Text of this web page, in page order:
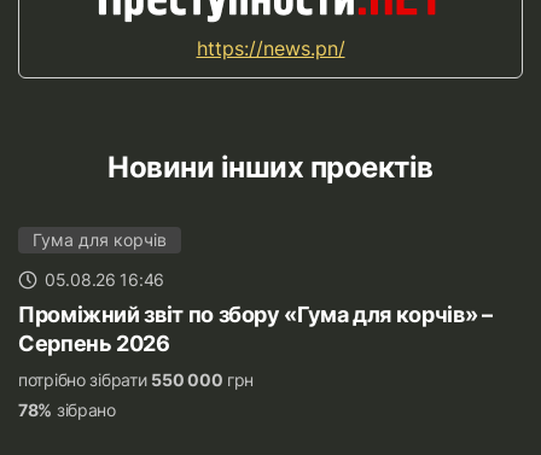
https://news.pn/
Новини інших проектів
Гума для корчів
05.08.26 16:46
Проміжний звіт по збору «Гума для корчів» –
Серпень 2026
потрібно зібрати 550 000 грн
78% зібрано